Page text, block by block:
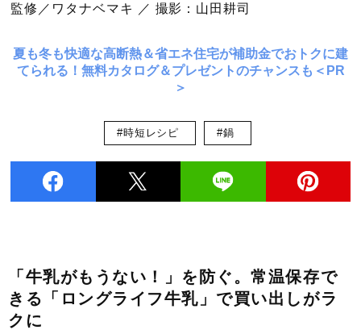
監修／ワタナベマキ ／ 撮影：山田耕司
夏も冬も快適な高断熱＆省エネ住宅が補助金でおトクに建
てられる！無料カタログ＆プレゼントのチャンスも＜PR
＞
#時短レシピ #鍋
「牛乳がもうない！」を防ぐ。常温保存で
きる「ロングライフ牛乳」で買い出しがラ
クに